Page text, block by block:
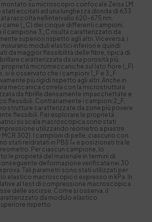
montato su microscopio confocale Zeiss LM
stati eccitati ad una lunghezza donda di 633
raccolta nellintervallo 620-675 nm.
(_C) dei cinque differenti campioni,
il campione 3_C risulta caratterizzato da
superiori rispetto agli altri. Viceversa, i
misurano moduli elastici inferiori e quindi
da maggior flessibilità delle fibre, tipica di
caratterizzata da una porosità più
proprietà micromeccaniche sul lato fiore (_F)
si è osservato che i campioni 1_F e 3_F
più rigidi rispetto agli altri. Anche in
meccanica correla con la microstruttura
da fibrille densamente impacchettate e
flessibili. Contrariamente i campioni 2_F,
strutture caratterizzate da zone più povere
flessibili. Per esplorare le proprietà
su scala macroscopica sono stati
utilizzando reometro a piastre
MCR 302). I campioni di pelle, ciascuno con
stati reidratati in PBS 1x e posizionati tra le
Per ciascun campione, lo
le proprietà del materiale in termini di
deformazione verificata nei 30
prova. Tali parametri sono stati utilizzati per
elastico macroscopico espresso in kPa. In
al test di compressione macroscopica
delle ascisse. Come si osserva, il
da modulo elastico
rispetto